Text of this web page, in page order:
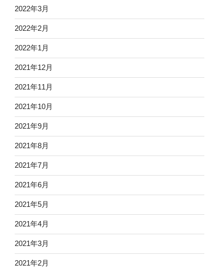
2022年3月
2022年2月
2022年1月
2021年12月
2021年11月
2021年10月
2021年9月
2021年8月
2021年7月
2021年6月
2021年5月
2021年4月
2021年3月
2021年2月